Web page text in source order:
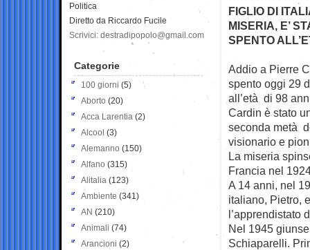
FIGLIO DI
MISERIA, E’
SPENTO
Addio a Pierre
spento oggi 29
all’età di 98
Cardin è stato
seconda metà
visionario e
La miseria
Francia nel
A 14 anni, nel
italiano, Pietro,
l’apprendistato
Nel 1945
Schiaparelli.
Politica
Diretto da Riccardo Fucile
Scrivici: destradipopolo@gmail.com
Categorie
100 giorni (5)
Aborto (20)
Acca Larentia (2)
Alcool (3)
Alemanno (150)
Alfano (315)
Alitalia (123)
Ambiente (341)
AN (210)
Animali (74)
Arancioni (2)